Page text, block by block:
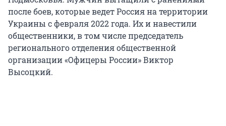
после боев, которые ведет Россия на территории
Украины с февраля 2022 года. Их и навестили
общественники, в том числе председатель
регионального отделения общественной
организации «Офицеры России» Виктор
Высоцкий.